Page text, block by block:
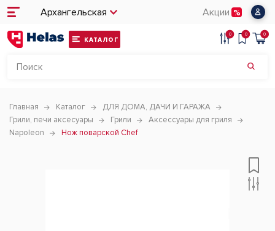
Архангельская Акции
КАТАЛОГ
0 0 0
Главная Каталог
ДЛЯ ДОМА, ДАЧИ И ГАРАЖА
Грили, печи аксесуары
Грили
Аксессуары для гриля
Napoleon
Нож поварской Chef